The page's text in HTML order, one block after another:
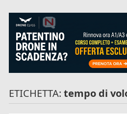
ETICHETTA:tempo di